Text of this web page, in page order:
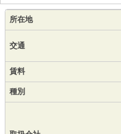
所在地
交通
賃料
種別